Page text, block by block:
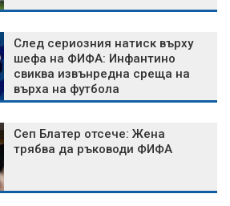
След сериозния натиск върху
шефа на ФИФА: Инфантино
свиква извънредна среща на
върха на футбола
Сеп Блатер отсече: Жена
трябва да ръководи ФИФА